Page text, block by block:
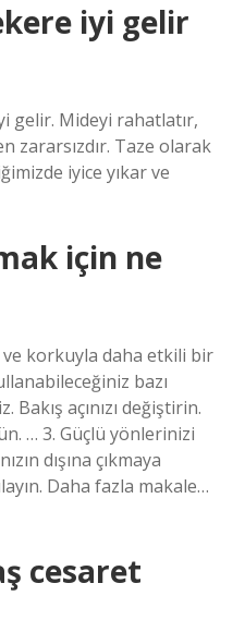
iyi gelir
gelir. Mideyi rahatlatır,
zararsızdır. Taze olarak
iyice yıkar ve
için ne
ve korkuyla daha etkili bir
bazı
açınızı değiştirin.
… 3. Güçlü yönlerinizi
dışına çıkmaya
Daha fazla makale…
cesaret